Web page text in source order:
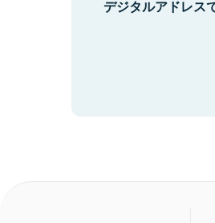
デジタルアドレス